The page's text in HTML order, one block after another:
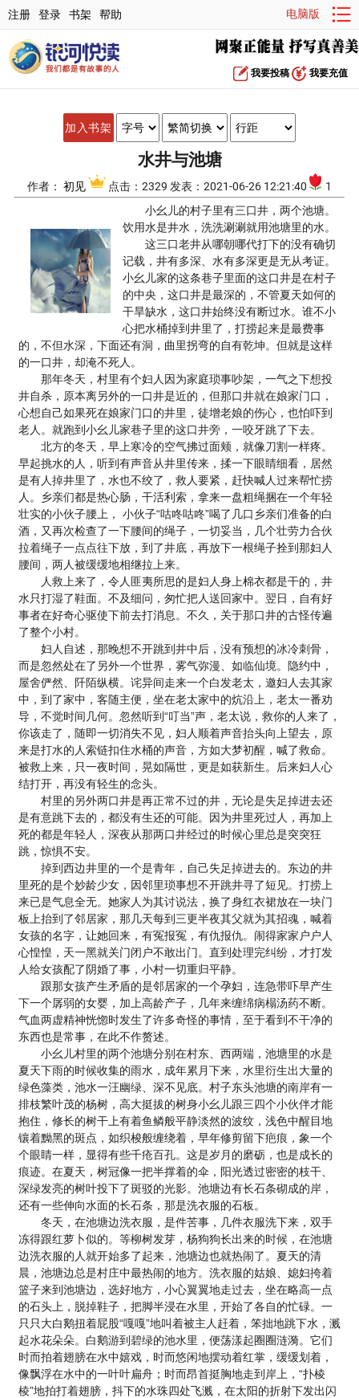
注册 登录 书架 帮助 电脑版
我要投稿 我要充值
加入书架
水井与池塘
作者： 初见 点击：2329 发表：2021-06-26 12:21:40
1
小幺儿的村子里有三口井，两个池塘。
饮用水是井水，洗洗涮涮就用池塘里的水。
这三口老井从哪朝哪代打下的没有确切
记载，井有多深、水有多深更是无从考证。
小幺儿家的这条巷子里面的这口井是在村子
的中央，这口井是最深的，不管夏天如何的
干旱缺水，这口井始终没有断过水。谁不小
心把水桶掉到井里了，打捞起来是最费事
的，不但水深，下面还有洞，曲里拐弯的自有乾坤。但就是这样
的一口井，却淹不死人。
那年冬天，村里有个妇人因为家庭琐事吵架，一气之下想投
井自杀，原本离另外的一口井是近的，但那口井就在娘家门口，
心想自己如果死在娘家门口的井里，徒增老娘的伤心，也怕吓到
老人。就跑到小幺儿家巷子里的这口井旁，一咬牙跳了下去。
北方的冬天，早上寒冷的空气拂过面颊，就像刀割一样疼。
早起挑水的人，听到有声音从井里传来，揉一下眼睛细看，居然
是有人掉井里了，水也不绞了，救人要紧，赶快喊人过来帮忙捞
人。乡亲们都是热心肠，干活利索，拿来一盘粗绳捆在一个年轻
壮实的小伙子腰上， 小伙子“咕咚咕咚”喝了几口乡亲们准备的白
酒，又再次检查了一下腰间的绳子，一切妥当，几个壮劳力合伙
拉着绳子一点点往下放，到了井底，再放下一根绳子拴到那妇人
腰间，两人被缓缓地相继拉上来。
人救上来了，令人匪夷所思的是妇人身上棉衣都是干的，井
水只打湿了鞋面。不及细问，匆忙把人送回家中。翌日，自有好
事者在好奇心驱使下前去打消息。不久，关于那口井的古怪传遍
了整个小村。
妇人自述，那晚想不开跳到井中后，没有预想的冰冷刺骨，
而是忽然处在了另外一个世界，雾气弥漫、如临仙境。隐约中，
屋舍俨然、阡陌纵横。诧异间走来一个白发老太，邀妇人去其家
中，到了家中，客随主便，坐在老太家中的炕沿上，老太一番劝
导，不觉时间几何。忽然听到“叮当”声，老太说，救你的人来了，
你该走了，随即一切消失不见，妇人顺着声音抬头向上望去，原
来是打水的人索链扣住水桶的声音，方如大梦初醒，喊了救命。
被救上来，只一夜时间，晃如隔世，更是如获新生。后来妇人心
结打开，再没有轻生的念头。
村里的另外两口井是再正常不过的井，无论是失足掉进去还
是有意跳下去的，都没有生还的可能。因为井里死过人，再加上
死的都是年轻人，深夜从那两口井经过的时候心里总是突突狂
跳，惊惧不安。
掉到西边井里的一个是青年，自己失足掉进去的。东边的井
里死的是个妙龄少女，因邻里琐事想不开跳井寻了短见。打捞上
来已是气息全无。她家人为其讨说法，换了身红衣裙放在一块门
板上抬到了邻居家，那几天每到三更半夜其父就为其招魂，喊着
女孩的名字，让她回来，有冤报冤，有仇报仇。闹得家家户户人
心惶惶，天一黑就关门闭户不敢出门。直到处理完纠纷，才打发
人给女孩配了阴婚了事，小村一切重归平静。
跟那女孩产生矛盾的是邻居家的一个孕妇，连急带吓早产生
下一个孱弱的女婴，加上高龄产子，几年来缠绵病榻汤药不断。
气血两虚精神恍惚时发生了许多奇怪的事情，至于看到不干净的
东西也是常事，在此不作赘述。
小幺儿村里的两个池塘分别在村东、西两端，池塘里的水是
夏天下雨的时候收集的雨水，成年累月下来，水里衍生出大量的
绿色藻类，池水一汪幽绿、深不见底。村子东头池塘的南岸有一
排枝繁叶茂的杨树，高大挺拔的树身小幺儿跟三四个小伙伴才能
抱住，修长的树干上有着鱼鳞般平静淡然的波纹，浅色中醒目地
镶着黝黑的斑点，如织梭般缠绕着，早年修剪留下疤痕，象一个
个眼睛一样，显得有些千疮百孔。这是岁月的磨砺，也是成长的
痕迹。在夏天，树冠像一把半撑着的伞，阳光透过密密的枝干、
深绿发亮的树叶投下了斑驳的光影。池塘边有长石条砌成的岸，
还有一些伸向水面的长石条，那是洗衣服的石板。
冬天，在池塘边洗衣服，是件苦事，几件衣服洗下来，双手
冻得跟红萝卜似的。等柳树发芽，杨狗狗长出来的时候，在池塘
边洗衣服的人就开始多了起来，池塘边也就热闹了。夏天的清
晨，池塘边总是村庄中最热闹的地方。洗衣服的姑娘、媳妇挎着
篮子来到池塘边，选好地方，小心翼翼地走过去，坐在略高一点
的石头上，脱掉鞋子，把脚半浸在水里，开始了各自的忙碌。一
只只大白鹅扭着屁股“嘎嘎”地叫着被主人赶着，笨拙地跳下水，溅
起水花朵朵。白鹅游到碧绿的池水里，便荡漾起圈圈涟漪。它们
时而拍着翅膀在水中嬉戏，时而悠闲地摆动着红掌，缓缓划着，
像飘浮在水中的一叶叶扁舟；时而昂首挺胸地走到岸上，“扑棱
棱”地拍打着翅膀，抖下的水珠四处飞溅，在太阳的折射下发出闪